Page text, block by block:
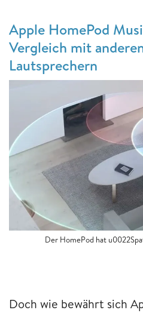
Apple HomePod
Vergleich mit
Lautsprechern
Der HomePod hat
Doch wie bewährt sich